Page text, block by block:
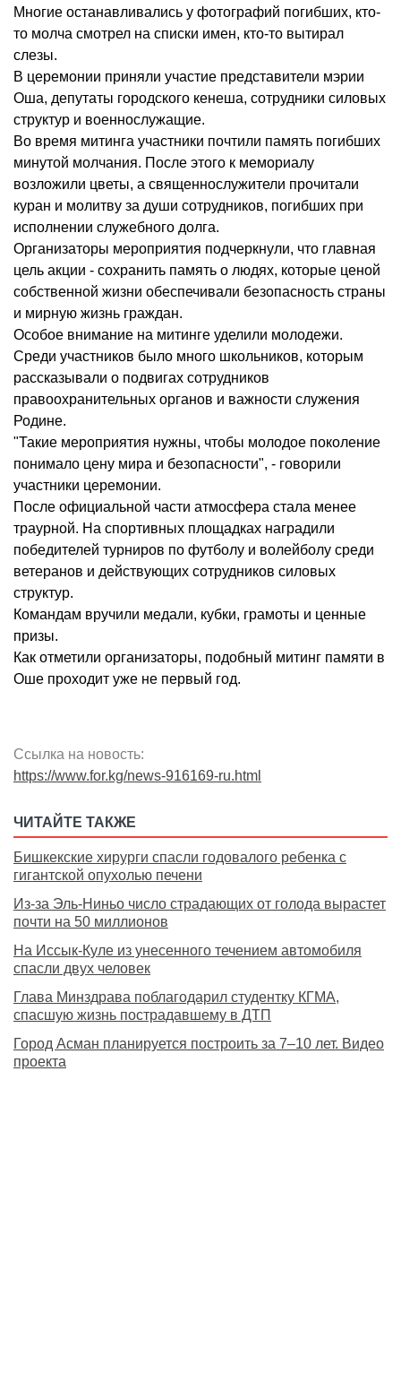
Многие останавливались у фотографий погибших, кто-
то молча смотрел на списки имен, кто-то вытирал
слезы.
В церемонии приняли участие представители мэрии
Оша, депутаты городского кенеша, сотрудники силовых
структур и военнослужащие.
Во время митинга участники почтили память погибших
минутой молчания. После этого к мемориалу
возложили цветы, а священнослужители прочитали
куран и молитву за души сотрудников, погибших при
исполнении служебного долга.
Организаторы мероприятия подчеркнули, что главная
цель акции - сохранить память о людях, которые ценой
собственной жизни обеспечивали безопасность страны
и мирную жизнь граждан.
Особое внимание на митинге уделили молодежи.
Среди участников было много школьников, которым
рассказывали о подвигах сотрудников
правоохранительных органов и важности служения
Родине.
"Такие мероприятия нужны, чтобы молодое поколение
понимало цену мира и безопасности", - говорили
участники церемонии.
После официальной части атмосфера стала менее
траурной. На спортивных площадках наградили
победителей турниров по футболу и волейболу среди
ветеранов и действующих сотрудников силовых
структур.
Командам вручили медали, кубки, грамоты и ценные
призы.
Как отметили организаторы, подобный митинг памяти в
Оше проходит уже не первый год.
Ссылка на новость:
https://www.for.kg/news-916169-ru.html
ЧИТАЙТЕ ТАКЖЕ
Бишкекские хирурги спасли годовалого ребенка с
гигантской опухолью печени
Из-за Эль-Ниньо число страдающих от голода вырастет
почти на 50 миллионов
На Иссык-Куле из унесенного течением автомобиля
спасли двух человек
Глава Минздрава поблагодарил студентку КГМА,
спасшую жизнь пострадавшему в ДТП
Город Асман планируется построить за 7–10 лет. Видео
проекта